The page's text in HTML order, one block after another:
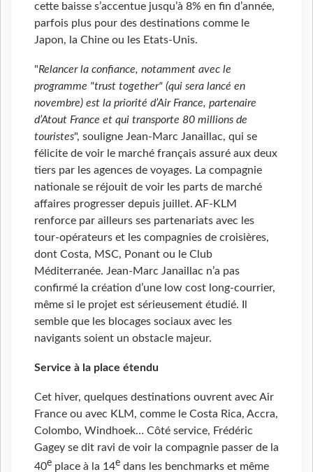
cette baisse s’accentue jusqu’à 8% en fin d’année,
parfois plus pour des destinations comme le
Japon, la Chine ou les Etats-Unis.
"Relancer la confiance, notamment avec le
programme "trust together" (qui sera lancé en
novembre) est la priorité d’Air France, partenaire
d’Atout France et qui transporte 80 millions de
touristes", souligne Jean-Marc Janaillac, qui se
félicite de voir le marché français assuré aux deux
tiers par les agences de voyages. La compagnie
nationale se réjouit de voir les parts de marché
affaires progresser depuis juillet. AF-KLM
renforce par ailleurs ses partenariats avec les
tour-opérateurs et les compagnies de croisières,
dont Costa, MSC, Ponant ou le Club
Méditerranée. Jean-Marc Janaillac n’a pas
confirmé la création d’une low cost long-courrier,
même si le projet est sérieusement étudié. Il
semble que les blocages sociaux avec les
navigants soient un obstacle majeur.
Service à la place étendu
Cet hiver, quelques destinations ouvrent avec Air
France ou avec KLM, comme le Costa Rica, Accra,
Colombo, Windhoek… Côté service, Frédéric
Gagey se dit ravi de voir la compagnie passer de la
40e place à la 14e dans les benchmarks et même